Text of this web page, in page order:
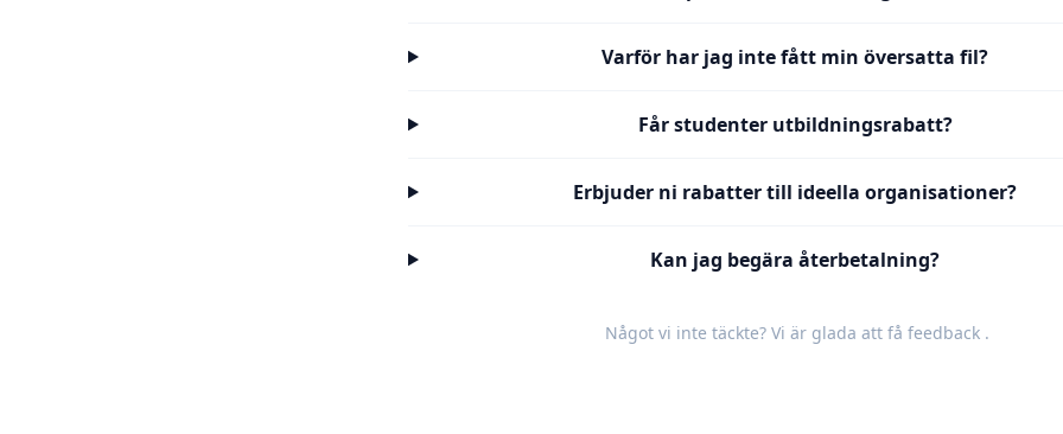
Varför har jag inte fått min översatta fil?
Får studenter utbildningsrabatt?
Erbjuder ni rabatter till ideella organisationer?
Kan jag begära återbetalning?
Något vi inte täckte? Vi är glada att få feedback .